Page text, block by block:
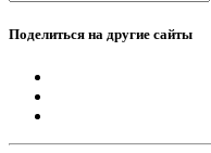
Поделиться на другие сайты